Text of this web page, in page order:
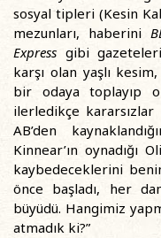
sosyal tipleri (Kesin
mezunları, haberini
Express gibi
karşı olan yaşlı
bir odaya toplayıp
ilerledikçe
AB’den
Kinnear’ın
kaybedeceklerini
önce başladı, her
büyüdü. Hangimiz
atmadık ki?”